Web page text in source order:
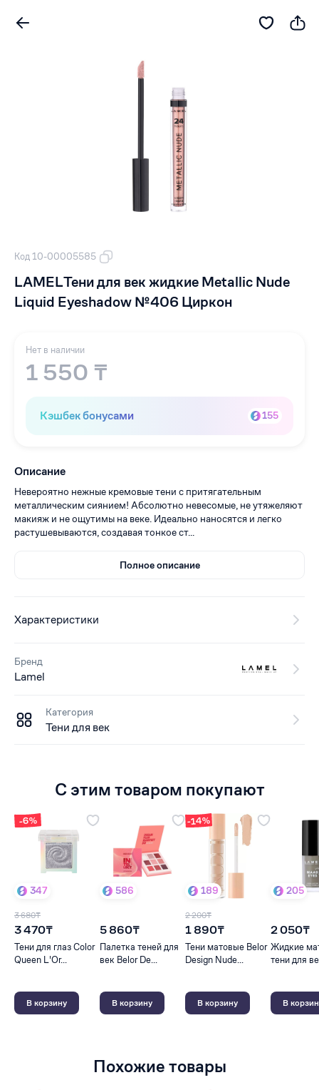
Код 10-00005585
LAMELТени для век жидкие Metallic Nude
Liquid Eyeshadow №406 Циркон
Нет в наличии
1 550 ₸
Кэшбек бонусами 155
Описание
Невероятно нежные кремовые тени с притягательным
металлическим сиянием! Абсолютно невесомые, не утяжеляют
макияж и не ощутимы на веке. Идеально наносятся и легко
растушевываются, создавая тонкое ст...
Полное описание
Характеристики
Бренд
Lamel
Категория
Тени для век
С этим товаром покупают
-6%
347
3 680₸
3 470₸
Тени для глаз Color
Queen L'Or...
В корзину
586
5 860₸
Палетка теней для
век Belor De...
В корзину
-14%
189
2 200₸
1 890₸
Тени матовые Belor
Design Nude...
В корзину
205
2 050₸
Жидкие
тени для
В
Похожие товары